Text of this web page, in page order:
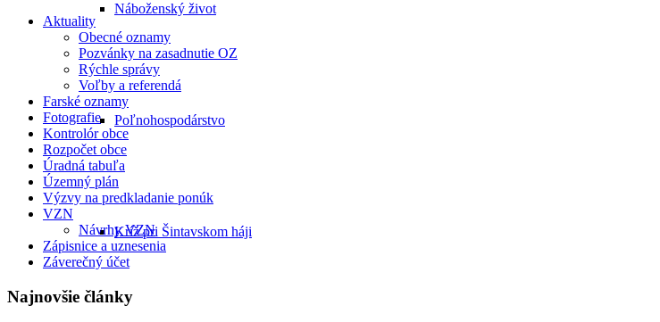
Náboženský život
Poľnohospodárstvo
Kríž pri Šintavskom háji
Aktuality
Obecné oznamy
Pozvánky na zasadnutie OZ
Rýchle správy
Voľby a referendá
Farské oznamy
Fotografie
Kontrolór obce
Rozpočet obce
Úradná tabuľa
Územný plán
Výzvy na predkladanie ponúk
VZN
Návrhy VZN
Zápisnice a uznesenia
Záverečný účet
Najnovšie články